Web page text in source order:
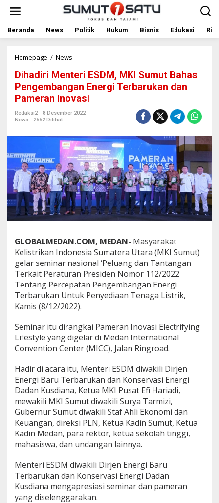
t
Beranda News Politik Hukum Bisnis Edukasi
Homepage / News
h
a
d
i
r
e
n
t
e
r
i
E
S
D
M
K
I
S
u
m
u
t
B
a
s
P
n
g
e
m
b
a
g
a
n
n
r
g
i
Dihadiri Menteri ESDM, MKI Sumut Bahas
Pengembangan Energi Terbarukan dan
Pameran Inovasi
Redaksi2
8 Desember 2022
News
2552 Dilihat
GLOBALMEDAN.COM, MEDAN- Masyarakat
Kelistrikan Indonesia Sumatera Utara (MKI Sumut)
gelar seminar nasional ‘Peluang dan Tantangan
Terkait Peraturan Presiden Nomor 112/2022
Tentang Percepatan Pengembangan Energi
Terbarukan Untuk Penyediaan Tenaga Listrik,
Kamis (8/12/2022).
Seminar itu dirangkai Pameran Inovasi Electrifying
Lifestyle yang digelar di Medan International
Convention Center (MICC), Jalan Ringroad.
Hadir di acara itu, Menteri ESDM diwakili Dirjen
Energi Baru Terbarukan dan Konservasi Energi
Dadan Kusdiana, Ketua MKI Pusat Efi Hariadi,
mewakili MKI Sumut diwakili Surya Tarmizi,
Gubernur Sumut diwakili Staf Ahli Ekonomi dan
Keuangan, direksi PLN, Ketua Kadin Sumut, Ketua
Kadin Medan, para rektor, ketua sekolah tinggi,
mahasiswa, dan undangan lainnya.
Menteri ESDM diwakili Dirjen Energi Baru
Terbarukan dan Konservasi Energi Dadan
Kusdiana mengapresiasi seminar dan pameran
yang diselenggarakan.